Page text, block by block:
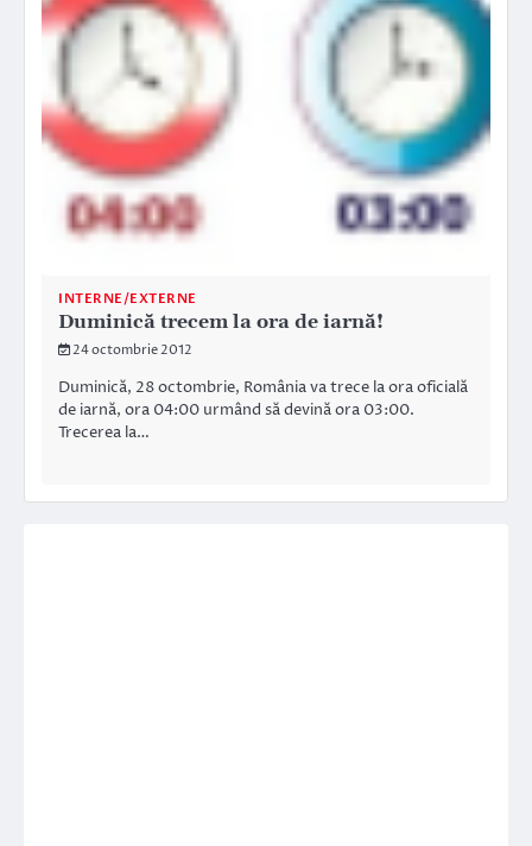
INTERNE/EXTERNE
Duminică trecem la ora de iarnă!
24 octombrie 2012
Duminică, 28 octombrie, România va trece la ora oficială
de iarnă, ora 04:00 urmând să devină ora 03:00.
Trecerea la…